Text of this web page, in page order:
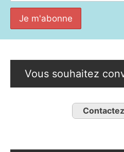
Vous souhaitez